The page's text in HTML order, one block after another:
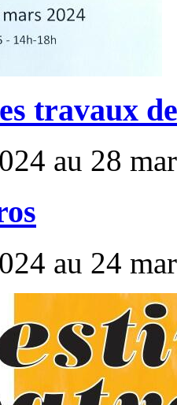
travaux
au 28
au 24